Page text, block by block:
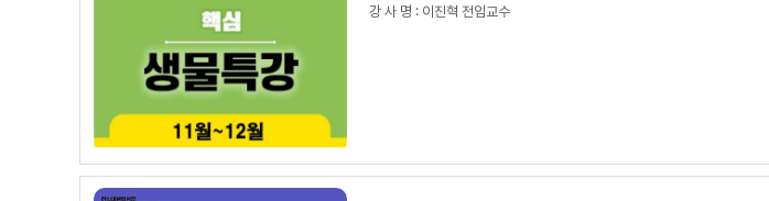
강 사 명 : 이진혁 전임교수